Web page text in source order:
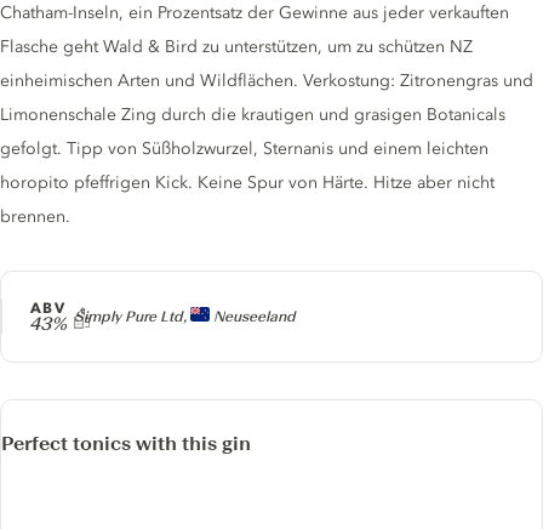
Producer
Simply Pure Ltd, Neuseeland
ABV
43%
Chatham-Inseln, ein Prozentsatz der Gewinne aus jeder verkauften
Flasche geht Wald & Bird zu unterstützen, um zu schützen NZ
einheimischen Arten und Wildflächen. Verkostung: Zitronengras und
Limonenschale Zing durch die krautigen und grasigen Botanicals
gefolgt. Tipp von Süßholzwurzel, Sternanis und einem leichten
horopito pfeffrigen Kick. Keine Spur von Härte. Hitze aber nicht
brennen.
Perfect tonics with this gin